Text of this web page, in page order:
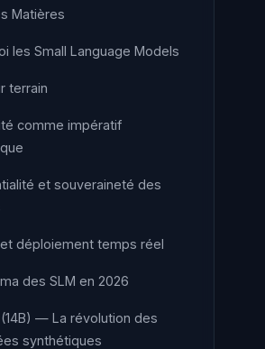
Matières
les Small Language Models
terrain
comme impératif
et souveraineté des
déploiement temps réel
des SLM en 2026
— La révolution des
synthétiques